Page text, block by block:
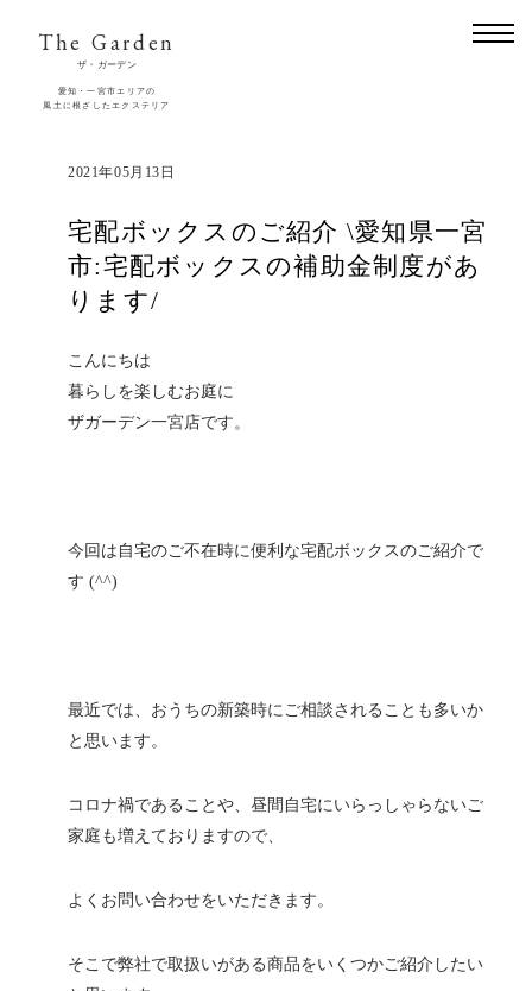
The Garden
ザ・ガーデン
愛知・一宮市エリアの
風土に根ざしたエクステリア
2021年05月13日
宅配ボックスのご紹介 \愛知県一宮
市:宅配ボックスの補助金制度があ
ります/
こんにちは
暮らしを楽しむお庭に
ザガーデン一宮店です。
今回は自宅のご不在時に便利な宅配ボックスのご紹介で
す (^^)
最近では、おうちの新築時にご相談されることも多いか
と思います。
コロナ禍であることや、昼間自宅にいらっしゃらないご
家庭も増えておりますので、
よくお問い合わせをいただきます。
そこで弊社で取扱いがある商品をいくつかご紹介したい